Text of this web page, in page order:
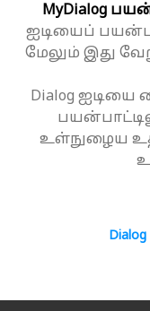
MyDialog
ஐடியைப்
மேலும் இது
Dialog ஐடியை
உள்நுழைய